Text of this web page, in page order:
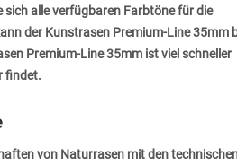
sich alle verfügbaren Farbtöne für die
der Kunstrasen Premium-Line 35mm
Premium-Line 35mm ist viel schneller
findet.
von Naturrasen mit den